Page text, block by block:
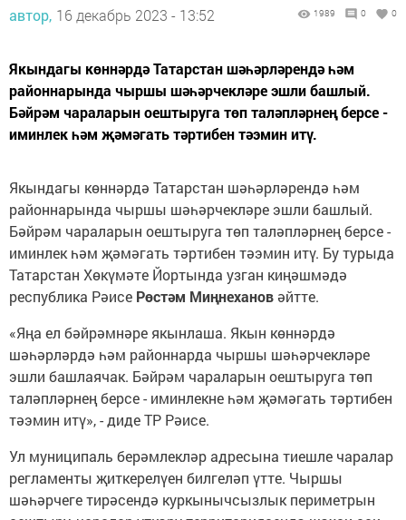
автор, 16 декабрь 2023 - 13:52 1989 0 0
Якындагы көннәрдә Татарстан шәһәрләрендә һәм
районнарында чыршы шәһәрчекләре эшли башлый.
Бәйрәм чараларын оештыруга төп таләпләрнең берсе -
иминлек һәм җәмәгать тәртибен тәэмин итү.
Якындагы көннәрдә Татарстан шәһәрләрендә һәм
районнарында чыршы шәһәрчекләре эшли башлый.
Бәйрәм чараларын оештыруга төп таләпләрнең берсе -
иминлек һәм җәмәгать тәртибен тәэмин итү. Бу турыда
Татарстан Хөкүмәте Йортында узган киңәшмәдә
республика Рәисе Рөстәм Миңнеханов әйтте.
«Яңа ел бәйрәмнәре якынлаша. Якын көннәрдә
шәһәрләрдә һәм районнарда чыршы шәһәрчекләре
эшли башлаячак. Бәйрәм чараларын оештыруга төп
таләпләрнең берсе - иминлекне һәм җәмәгать тәртибен
тәэмин итү», - диде ТР Рәисе.
Ул муниципаль берәмлекләр адресына тиешле чаралар
регламенты җиткерелүен билгеләп үтте. Чыршы
шәһәрчеге тирәсендә куркынычсызлык периметрын